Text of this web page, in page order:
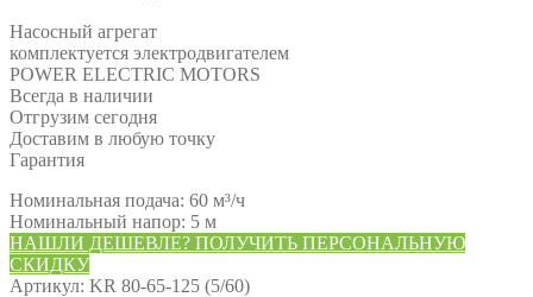
Насосный агрегат
комплектуется электродвигателем
POWER ELECTRIC MOTORS
Всегда в наличии
Отгрузим сегодня
Доставим в любую точку
Гарантия
Номинальная подача: 60 м³/ч
Номинальный напор: 5 м
НАШЛИ ДЕШЕВЛЕ? ПОЛУЧИТЬ ПЕРСОНАЛЬНУЮ
СКИДКУ
Артикул: KR 80-65-125 (5/60)